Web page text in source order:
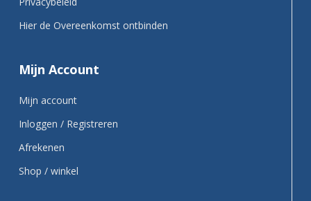
Hier de Overeenkomst ontbinden
Mijn Account
Mijn account
Inloggen / Registreren
Afrekenen
Shop / winkel